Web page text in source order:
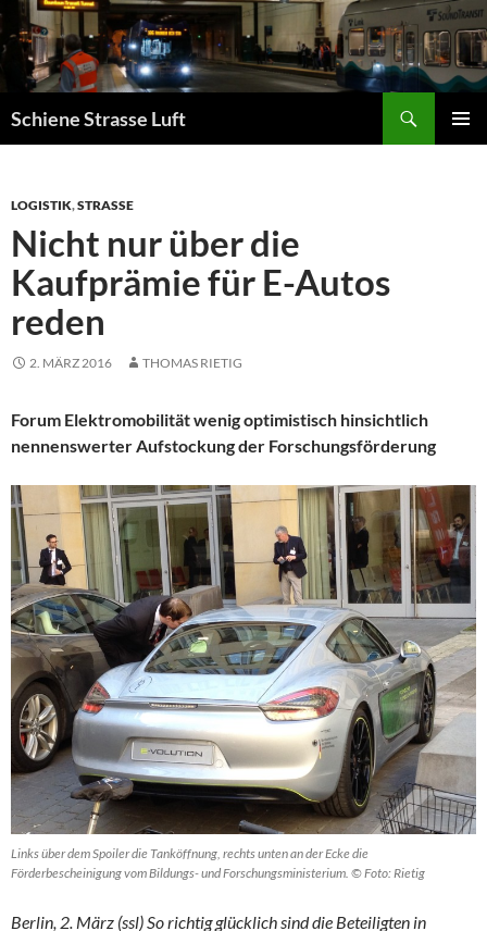
Zum
Inhalt
springen
Schiene Strasse Luft
LOGISTIK,STRASSE
Nicht nur über die
Kaufprämie für E-Autos
reden
2. MÄRZ 2016 THOMAS RIETIG
Forum Elektromobilität wenig optimistisch hinsichtlich
nennenswerter Aufstockung der Forschungsförderung
Links über dem Spoiler die Tanköffnung, rechts unten an der Ecke die
Förderbescheinigung vom Bildungs- und Forschungsministerium. © Foto: Rietig
Berlin, 2. März (ssl) So richtig glücklich sind die Beteiligten in